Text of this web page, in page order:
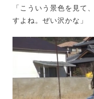
「こういう景色を見て
すよね。ぜい沢かな」